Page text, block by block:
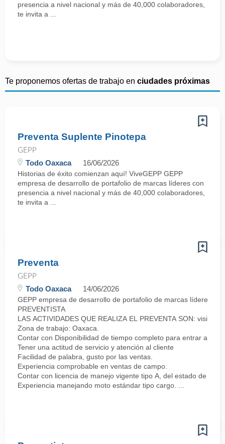
presencia a nivel nacional y más de 40,000 colaboradores,
te invita a ...
Te proponemos ofertas de trabajo en ciudades próximas
Preventa Suplente Pinotepa
GEPP
Todo Oaxaca 16/06/2026
Historias de éxito comienzan aquí! ViveGEPP GEPP
empresa de desarrollo de portafolio de marcas líderes con
presencia a nivel nacional y más de 40,000 colaboradores,
te invita a ...
Preventa
GEPP
Todo Oaxaca 14/06/2026
GEPP empresa de desarrollo de portafolio de marcas líderes
PREVENTISTA
LAS ACTIVIDADES QUE REALIZA EL PREVENTA SON:
Zona de trabajo: Oaxaca.
Contar con Disponibilidad de tiempo completo para entrar a
Tener una actitud de servicio y atención al cliente
Facilidad de palabra, gusto por las ventas.
Experiencia comprobable en ventas de campo.
Contar con licencia de manejo vigente tipo A, del estado de
Experiencia manejando moto estándar tipo cargo. ...